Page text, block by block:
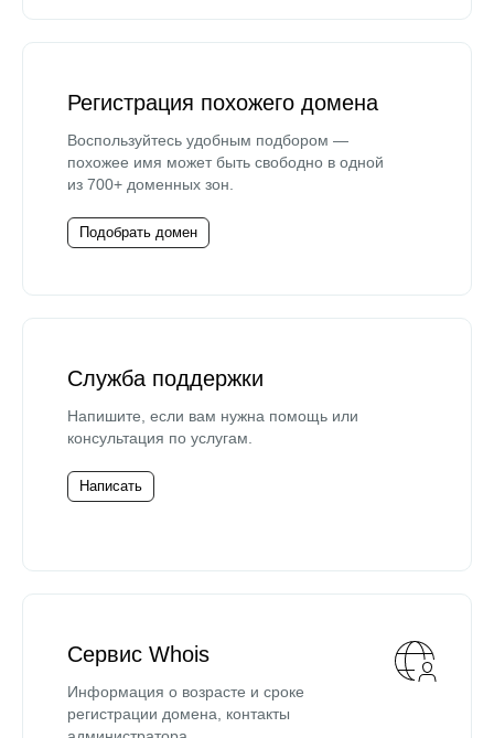
Регистрация похожего домена
Воспользуйтесь удобным подбором —
похожее имя может быть свободно в одной
из 700+ доменных зон.
Подобрать домен
Служба поддержки
Напишите, если вам нужна помощь или
консультация по услугам.
Написать
Сервис Whois
Информация о возрасте и сроке
регистрации домена, контакты